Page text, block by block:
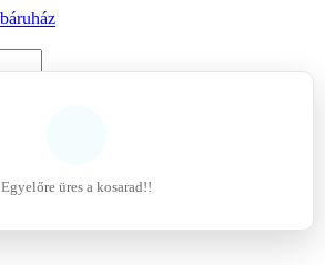
Egyelőre üres a kosarad!!